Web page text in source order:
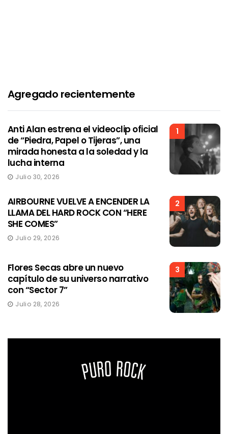
Agregado recientemente
1
Anti Alan estrena el videoclip oficial
de “Piedra, Papel o Tijeras”, una
mirada honesta a la soledad y la
lucha interna
Julio 30, 2026
2
AIRBOURNE VUELVE A ENCENDER LA
LLAMA DEL HARD ROCK CON “HERE
SHE COMES”
Julio 29, 2026
3
Flores Secas abre un nuevo
capítulo de su universo narrativo
con “Sector 7”
Julio 28, 2026